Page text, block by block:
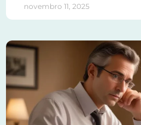
novembro 11, 2025